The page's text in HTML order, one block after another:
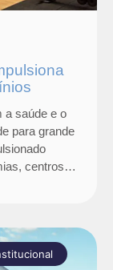
a saúde e o
para grande
centros…